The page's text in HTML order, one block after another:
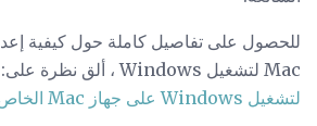
للحصول على تفاصيل كاملة حول كيفية
Mac لتشغيل Windows ، ألق نظرة على:
لتشغيل Windows على جهاز Mac الخاص بك